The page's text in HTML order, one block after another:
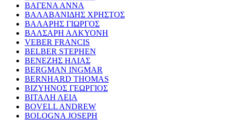
ΒΑΓΕΝΑ ΑΝΝΑ
ΒΑΛΑΒΑΝΙΔΗΣ ΧΡΗΣΤΟΣ
ΒΑΛΑΡΗΣ ΓΙΩΡΓΟΣ
ΒΑΛΣΑΡΗ ΑΛΚΥΟΝΗ
VEBER FRANCIS
BELBER STEPHEN
ΒΕΝΕΖΗΣ ΗΛΙΑΣ
BERGMAN INGMAR
BERNHARD THOMAS
ΒΙΖΥΗΝΟΣ ΓΕΩΡΓΙΟΣ
ΒΙΤΑΛΗ ΛΕΙΑ
BOVELL ANDREW
BOLOGNA JOSEPH